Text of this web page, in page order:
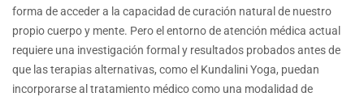
forma de acceder a la capacidad de curación natural de nuestro
propio cuerpo y mente. Pero el entorno de atención médica actual
requiere una investigación formal y resultados probados antes de
que las terapias alternativas, como el Kundalini Yoga, puedan
incorporarse al tratamiento médico como una modalidad de